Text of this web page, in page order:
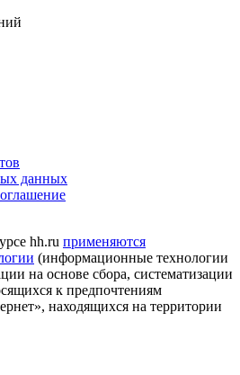
данных
hh.ru применяются
(информационные технологии
на основе сбора, систематизации
к предпочтениям
находящихся на территории